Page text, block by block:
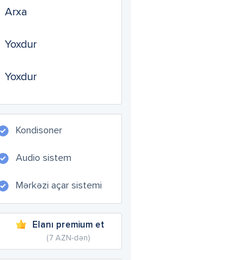
Arxa
Yoxdur
Yoxdur
Kondisoner
Audio sistem
Mərkəzi açar sistemi
Elanı premium et
(7 AZN-dən)